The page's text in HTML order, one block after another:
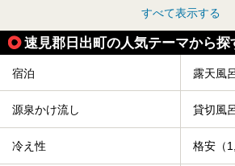
すべて表示する
速見郡日出町の人気テーマから探
宿泊 露天風
源泉かけ流し 貸切風
冷え性 格安（